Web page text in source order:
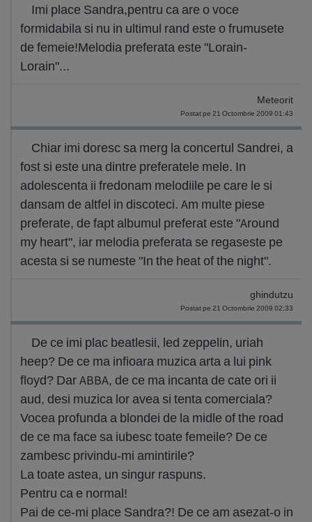
Imi place Sandra,pentru ca are o voce
formidabila si nu in ultimul rand este o frumusete
de femeie!Melodia preferata este "Lorain-
Lorain"...
Meteorit
Postat pe 21 Octombrie 2009 01:43
Chiar imi doresc sa merg la concertul Sandrei, a
fost si este una dintre preferatele mele. In
adolescenta ii fredonam melodiile pe care le si
dansam de altfel in discoteci. Am multe piese
preferate, de fapt albumul preferat este "Around
my heart", iar melodia preferata se regaseste pe
acesta si se numeste "In the heat of the night".
ghindutzu
Postat pe 21 Octombrie 2009 02:33
De ce imi plac beatlesii, led zeppelin, uriah
heep? De ce ma infioara muzica arta a lui pink
floyd? Dar ABBA, de ce ma incanta de cate ori ii
aud, desi muzica lor avea si tenta comerciala?
Vocea profunda a blondei de la midle of the road
de ce ma face sa iubesc toate femeile? De ce
zambesc privindu-mi amintirile?
La toate astea, un singur raspuns.
Pentru ca e normal!
Pai de ce-mi place Sandra?! De ce am asezat-o in